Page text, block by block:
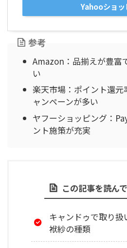
Yahooショッ
参考
Amazon：品揃えが豊富
い
楽天市場：ポイント還
ャンペーンが多い
ヤフーショッピング：
ント施策が充実
この記事を読ん
キャンドゥで取り
袱紗の種類